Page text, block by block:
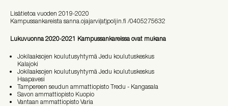
Lisätietoa vuoden 2019-2020
Kampussankareista sanna.ojajarvi(at)poljin.fi /0405275632
Lukuvuonna 2020-2021 Kampussankareissa ovat mukana
Jokilaaksojen koulutusyhtymä Jedu koulutuskeskus
Kalajoki
Jokilaaksojen koulutusyhtymä Jedu koulutuskeskus
Haapavesi
Tampereen seudun ammattiopisto Tredu - Kangasala
Savon ammattiopisto Kuopio
Vantaan ammattiopisto Varia